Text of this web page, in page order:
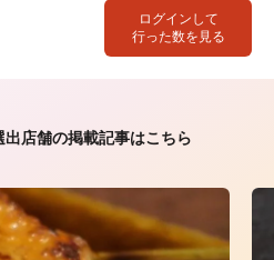
ログインして
行った数を見る
出店舗の掲載記事はこちら